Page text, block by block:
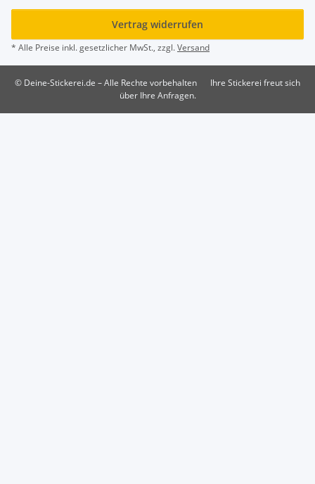
Vertrag widerrufen
* Alle Preise inkl. gesetzlicher MwSt., zzgl.Versand
© Deine-Stickerei.de – Alle Rechte vorbehalten
Ihre Stickerei freut sich
über Ihre Anfragen.